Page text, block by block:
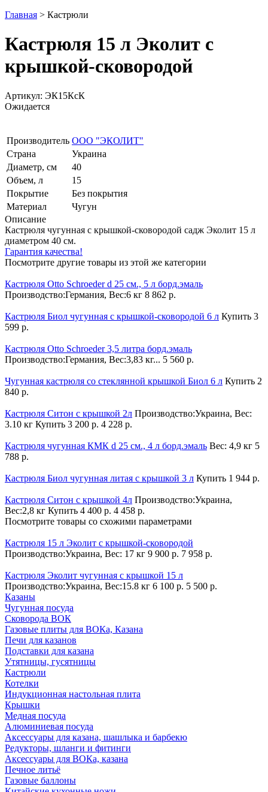
Главная > Кастрюли
Кастрюля 15 л Эколит c
крышкой-сковородой
Артикул: ЭК15КсК
Ожидается
Производитель ООО "ЭКОЛИТ"
Страна
Украина
Диаметр, см
40
Объем, л
15
Покрытие
Без покрытия
Материал
Чугун
Описание
Кастрюля чугунная c крышкой-сковородой садж Эколит 15 л
диаметром 40 см.
Гарантия качества!
Посмотрите другие товары из этой же категории
Кастрюля Otto Schroeder d 25 см., 5 л борд.эмаль
Производство:Германия, Вес:6 кг 8 862 р.
Кастрюля Биол чугунная с крышкой-сковородой 6 л Купить 3
599 р.
Кастрюля Otto Schroeder 3,5 литра борд.эмаль
Производство:Германия, Вес:3,83 кг... 5 560 р.
Чугунная кастрюля со стеклянной крышкой Биол 6 л Купить 2
840 р.
Кастрюля Ситон c крышкой 2л Производство:Украина, Вес:
3.10 кг Купить 3 200 р. 4 228 р.
Кастрюля чугунная КМК d 25 см., 4 л борд.эмаль Вес: 4,9 кг 5
788 р.
Кастрюля Биол чугунная литая с крышкой 3 л Купить 1 944 р.
Кастрюля Ситон c крышкой 4л Производство:Украина,
Вес:2,8 кг Купить 4 400 р. 4 458 р.
Посмотрите товары со схожими параметрами
Кастрюля 15 л Эколит c крышкой-сковородой
Производство:Украина, Вес: 17 кг 9 900 р. 7 958 р.
Кастрюля Эколит чугунная с крышкой 15 л
Производство:Украина, Вес:15.8 кг 6 100 р. 5 500 р.
Казаны
Чугунная посуда
Сковорода ВОК
Газовые плиты для ВОКа, Казана
Печи для казанов
Подставки для казана
Утятницы, гусятницы
Кастрюли
Котелки
Индукционная настольная плита
Крышки
Медная посуда
Алюминиевая посуда
Аксессуары для казана, шашлыка и барбекю
Редукторы, шланги и фитинги
Аксессуары для ВОКа, казана
Печное литьё
Газовые баллоны